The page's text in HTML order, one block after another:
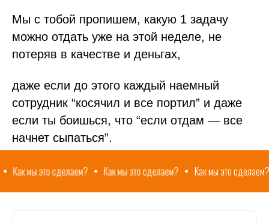
Мы с тобой пропишем, какую 1 задачу
можно отдать уже на этой неделе, не
потеряв в качестве и деньгах,
даже если до этого каждый наемный
сотрудник “косячил и все портил” и даже
если ты боишься, что “если отдам — все
начнет сыпаться”.
сделаем? Как мы это сделаем? Как мы это сделаем? Как мы